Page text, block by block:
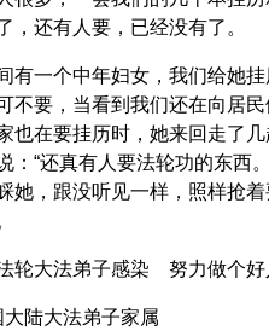
，还有人要，已经没有了。
有一个中年妇女，我们给她挂
不要，当看到我们还在向居民
也在要挂历时，她来回走了几
：“还真有人要法轮功的东西
她，跟没听见一样，照样抢着
轮大法弟子感染 努力做个好
大陆大法弟子家属